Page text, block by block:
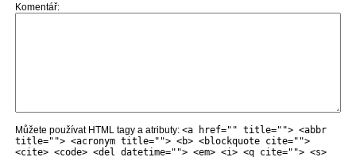
Komentář
Můžete používat HTML tagy a atributy: <a href="" title=""> <abbr
title=""> <acronym title=""> <b> <blockquote cite="">
<cite> <code> <del datetime=""> <em> <i> <q cite=""> <s>